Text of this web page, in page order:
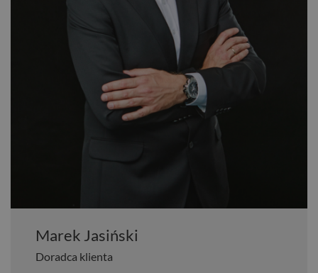
Marek Jasiński
Doradca klienta